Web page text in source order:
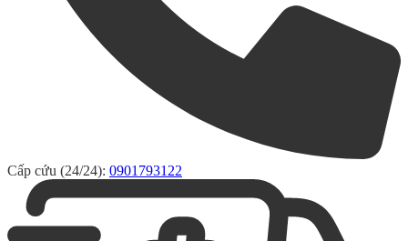
Cấp cứu (24/24): 0901793122